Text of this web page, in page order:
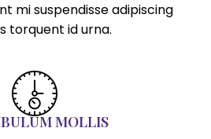
mi suspendisse adipiscing
torquent id urna.
MOLLIS